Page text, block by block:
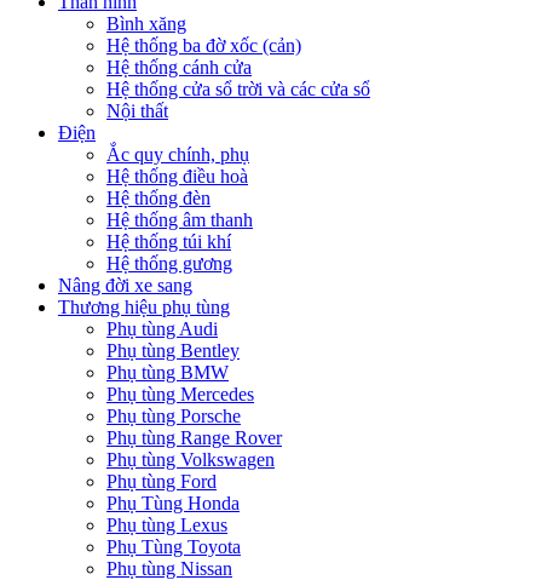
Bình xăng
Hệ thống ba đờ xốc (cản)
Hệ thống cánh cửa
Hệ thống cửa sổ trời và các cửa sổ
Nội thất
Điện
Ắc quy chính, phụ
Hệ thống điều hoà
Hệ thống đèn
Hệ thống âm thanh
Hệ thống túi khí
Hệ thống gương
Nâng đời xe sang
Thương hiệu phụ tùng
Phụ tùng Audi
Phụ tùng Bentley
Phụ tùng BMW
Phụ tùng Mercedes
Phụ tùng Porsche
Phụ tùng Range Rover
Phụ tùng Volkswagen
Phụ tùng Ford
Phụ Tùng Honda
Phụ tùng Lexus
Phụ Tùng Toyota
Phụ tùng Nissan